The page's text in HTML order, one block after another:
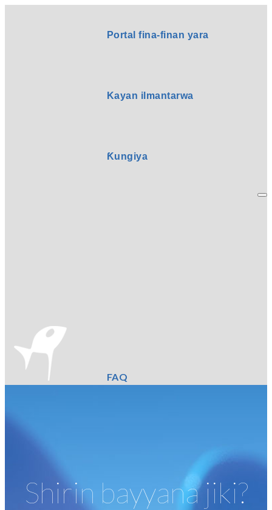
Portal fina-finan yara
Kayan ilmantarwa
Ƙungiya
FAQ
Shirin bayyana jiki?